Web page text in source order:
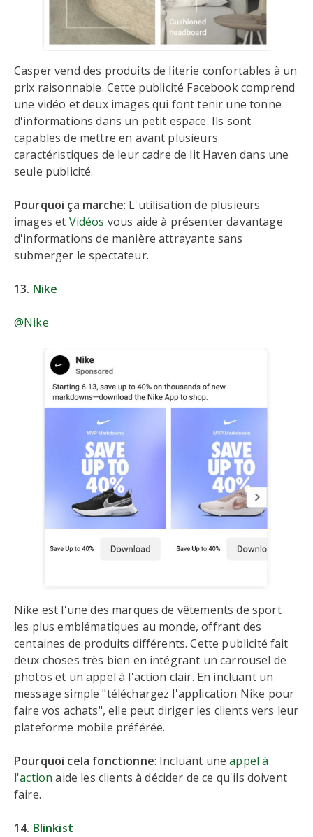
Casper vend des produits de literie confortables à un
prix raisonnable. Cette publicité Facebook comprend
une vidéo et deux images qui font tenir une tonne
d'informations dans un petit espace. Ils sont
capables de mettre en avant plusieurs
caractéristiques de leur cadre de lit Haven dans une
seule publicité.
Pourquoi ça marche: L'utilisation de plusieurs
images et Vidéos vous aide à présenter davantage
d'informations de manière attrayante sans
submerger le spectateur.
13. Nike
@Nike
Nike est l'une des marques de vêtements de sport
les plus emblématiques au monde, offrant des
centaines de produits différents. Cette publicité fait
deux choses très bien en intégrant un carrousel de
photos et un appel à l'action clair. En incluant un
message simple "téléchargez l'application Nike pour
faire vos achats", elle peut diriger les clients vers leur
plateforme mobile préférée.
Pourquoi cela fonctionne: Incluant uneappel à
l'action aide les clients à décider de ce qu'ils doivent
faire.
14. Blinkist